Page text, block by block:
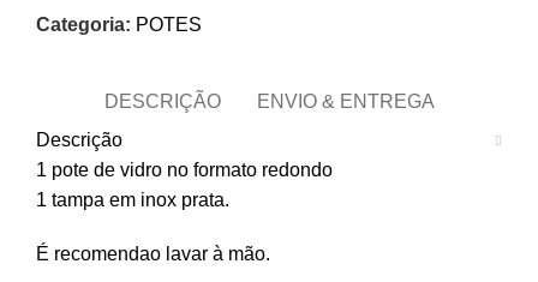
Categoria: POTES
DESCRIÇÃO
ENVIO & ENTREGA
Descrição
1 pote de vidro no formato redondo
1 tampa em inox prata.
É recomendao lavar à mão.